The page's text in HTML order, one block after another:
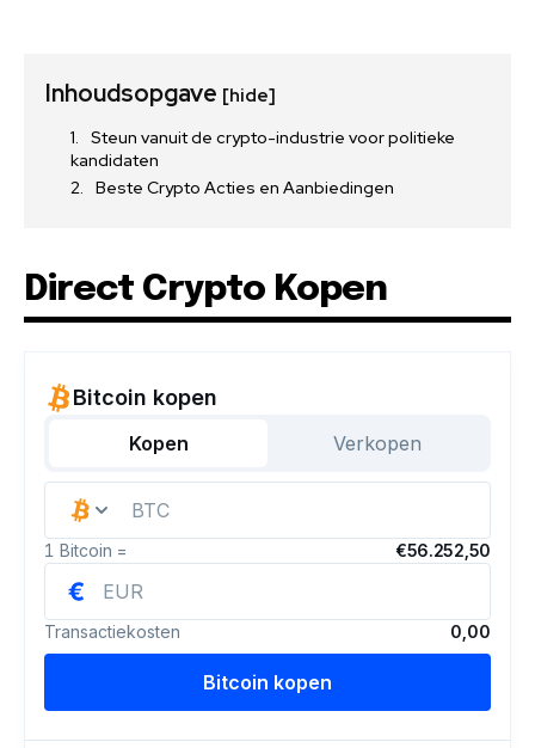
Inhoudsopgave [hide]
Steun vanuit de crypto-industrie voor politieke
kandidaten
Beste Crypto Acties en Aanbiedingen
Direct Crypto Kopen